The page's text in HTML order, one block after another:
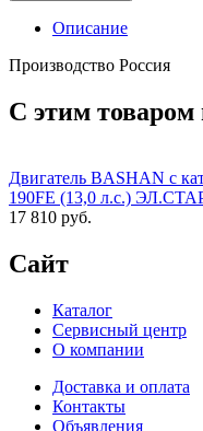
Описание
Производство Россия
С этим
Двигатель BASHAN с
190FE (13,0 л.с.)
17 810 руб.
Сайт
Каталог
Сервисный центр
О компании
Доставка и оплата
Контакты
Объявления